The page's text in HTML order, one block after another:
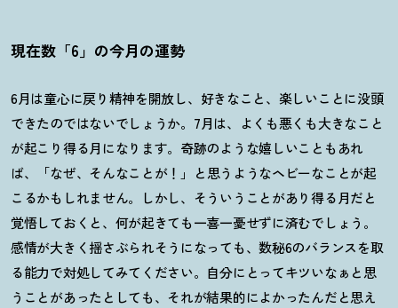
現在数「6」の今月の運勢
6月は童心に戻り精神を開放し、好きなこと、楽しいことに没頭
できたのではないでしょうか。 7月は、よくも悪くも大きなこと
が起こり得る月になります。奇跡のような嬉しいこともあれ
ば、「なぜ、そんなことが！ 」と思うようなヘビーなことが起
こるかもしれません。しかし、そういうことがあり得る月だと
覚悟しておくと、何が起きても一喜一憂せずに済むでしょう。
感情が大きく揺さぶられそうになっても、数秘6のバランスを取
る能力で対処してみてください。自分にとってキツいなぁと思
うことがあったとしても、それが結果的によかったんだと思え